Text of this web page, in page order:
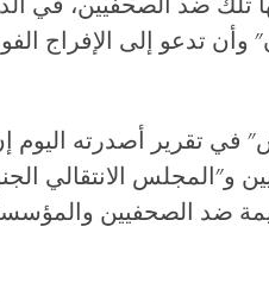
تلك ضد الصحفيين، في
وأن تدعو إلى الإفراج
تقرير أصدرته اليوم
و"المجلس الانتقالي
ضد الصحفيين